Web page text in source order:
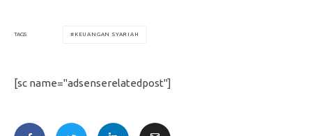
TAGS KEUANGAN SYARIAH
[sc name="adsenserelatedpost"]